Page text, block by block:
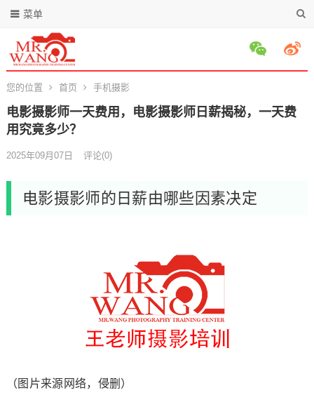
菜单
您的位置 首页 手机摄影
电影摄影师一天费用，电影摄影师日薪揭秘，一天费
用究竟多少？
2025年09月07日 评论(0)
电影摄影师的日薪由哪些因素决定
（图片来源网络，侵删）